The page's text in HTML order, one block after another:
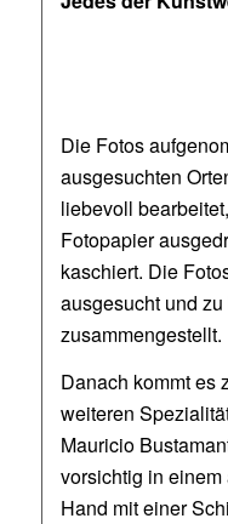
Die Fotos
ausgesuchten
liebevoll
Fotopapier
kaschiert. Die
ausgesucht und
zusammengestellt.
Danach kommt es
weiteren
Mauricio
vorsichtig in
Hand mit einer